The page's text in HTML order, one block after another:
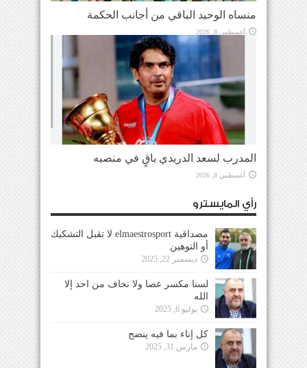
منساه الوحيد الباقي من أجانب الحكمة
أغسطس 8, 2026
المدرب لسعد الدريدي باقٍ في منصبه
أغسطس 8, 2026
رأي المايسترو
مصداقية elmaestrosport لا تقبل التشكيك
أو التوهين
ديسمبر 22, 2025
لسنا مكسر عصا ولا نخاف من احد إلا
الله
يوليو 6, 2025
كل إناء بما فيه ينضح
مارس 31, 2025